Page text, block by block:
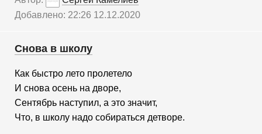
Добавлено: 22:26 12.12.2020
Снова в школу
Как быстро лето пролетело
И снова осень на дворе,
Сентябрь наступил, а это значит,
Что, в школу надо собираться детворе.